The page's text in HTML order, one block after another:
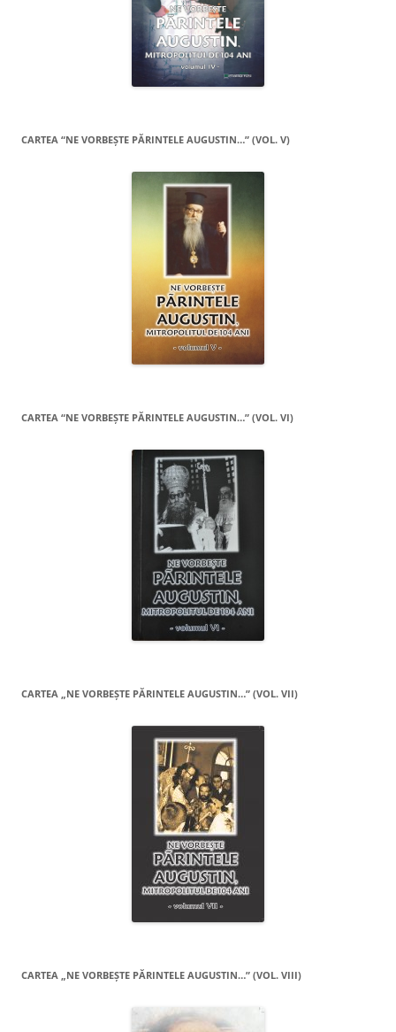
CARTEA “NE VORBEŞTE PĂRINTELE AUGUSTIN…” (VOL. V)
CARTEA “NE VORBEŞTE PĂRINTELE AUGUSTIN…” (VOL. VI)
CARTEA „NE VORBEŞTE PĂRINTELE AUGUSTIN…” (VOL. VII)
CARTEA „NE VORBEŞTE PĂRINTELE AUGUSTIN…” (VOL. VIII)